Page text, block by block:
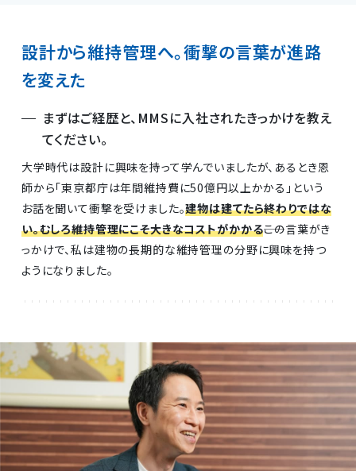
設計から維持管理へ。衝撃の言葉が進路
を変えた
まずはご経歴と、MMSに入社されたきっかけを教え
てください。
大学時代は設計に興味を持って学んでいましたが、あるとき恩
師から「東京都庁は年間維持費に50億円以上かかる」という
お話を聞いて衝撃を受けました。建物は建てたら終わりではな
い。むしろ維持管理にこそ大きなコストがかかる――この言葉がき
っかけで、私は建物の長期的な維持管理の分野に興味を持つ
ようになりました。